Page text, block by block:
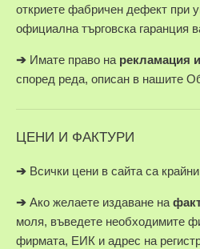
откриете фабричен дефект при
официална търговска гаранция
➔ Имате право на рекламация
според реда, описан в нашите
ЦЕНИ И ФАКТУРИ
➔ Всички цени в сайта са
➔ Ако желаете издаване на
моля, въведете необходимите
фирмата, ЕИК и адрес на